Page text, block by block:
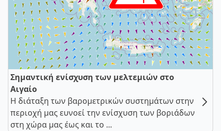
Σημαντική ενίσχυση των μελτεμιών στο
Αιγαίο
Η διάταξη των βαρομετρικών συστημάτων στην
περιοχή μας ευνοεί την ενίσχυση των βοριάδων
στη χώρα μας έως και το ...